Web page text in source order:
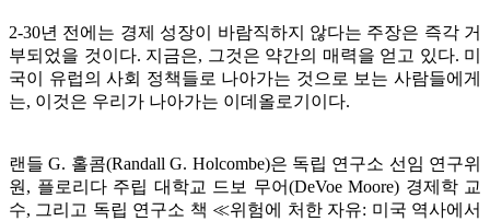
2-30년 전에는 경제 성장이 바람직하지 않다는 주장은 즉각 거
부되었을 것이다. 지금은, 그것은 약간의 매력을 얻고 있다. 미
국이 유럽의 사회 정책들로 나아가는 것으로 보는 사람들에게
는, 이것은 우리가 나아가는 이데올로기이다.
랜들 G. 홀콤(Randall G. Holcombe)은 독립 연구소 선임 연구위
원, 플로리다 주립 대학교 드보 무어(DeVoe Moore) 경제학 교
수, 그리고 독립 연구소 책 ≪위험에 처한 자유: 미국 역사에서